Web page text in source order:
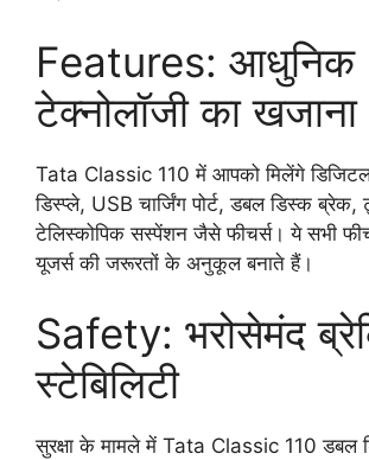
Features: आधुनिक
टेक्नोलॉजी का खजाना
Tata Classic 110 में आपको मिलेंगे
डिस्प्ले, USB चार्जिंग पोर्ट, डबल डिस्क
टेलिस्कोपिक सस्पेंशन जैसे फीचर्स। ये सभी
यूजर्स की जरूरतों के अनुकूल बनाते हैं।
Safety: भरोसेमंद
स्टेबिलिटी
सुरक्षा के मामले में Tata Classic 110 डबल